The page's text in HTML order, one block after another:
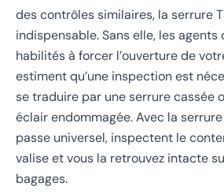
des contrôles similaires, la serrure
indispensable. Sans elle, les
habilités à forcer l’ouverture de
estiment qu’une inspection est
se traduire par une serrure cassée
éclair endommagée. Avec la
passe universel, inspectent le
valise et vous la retrouvez intacte
bagages.